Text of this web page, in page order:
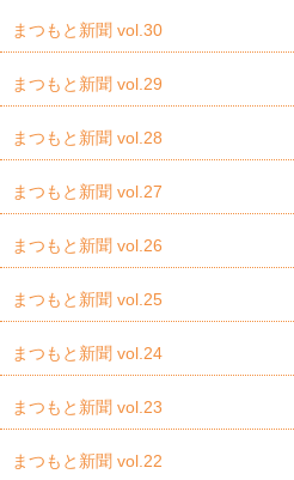
まつもと新聞 vol.30
まつもと新聞 vol.29
まつもと新聞 vol.28
まつもと新聞 vol.27
まつもと新聞 vol.26
まつもと新聞 vol.25
まつもと新聞 vol.24
まつもと新聞 vol.23
まつもと新聞 vol.22